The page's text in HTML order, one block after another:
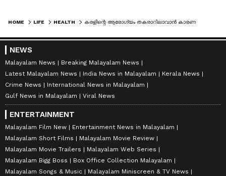
HOME LIFE HEALTH കരളിന്റെ ആരോഗ്യം തകരാറിലാവാൻ കാരണമാകുന്ന 5 ശീലങ്ങൾ
NEWS
Malayalam News
Breaking Malayalam News
Latest Malayalam News
India News in Malayalam
Kerala News
Crime News
International News in Malayalam
Gulf News in Malayalam
Viral News
ENTERTAINMENT
Malayalam Film New
Entertainment News in Malayalam
Malayalam Short Films
Malayalam Movie Review
Malayalam Movie Trailers
Malayalam Web Series
Malayalam Bigg Boss
Box Office Collection Malayalam
Malayalam Songs & Music
Malayalam Miniscreen & TV News